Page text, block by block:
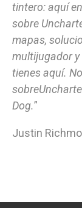
tintero: aquí
sobre
mapas,
multijugador y
tienes aquí.
Dog.”
Justin